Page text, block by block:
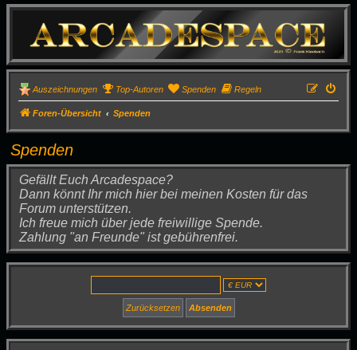
Auszeichnungen Top-Autoren Spenden Regeln
Foren-Übersicht Spenden
Spenden
Gefällt Euch Arcadespace?
Dann könnt Ihr mich hier bei meinen Kosten für das
Forum unterstützen.
Ich freue mich über jede freiwillige Spende.
Zahlung "an Freunde" ist gebührenfrei.